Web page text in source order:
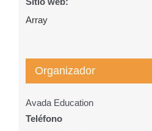
Array
Organizador
Avada Education
Teléfono